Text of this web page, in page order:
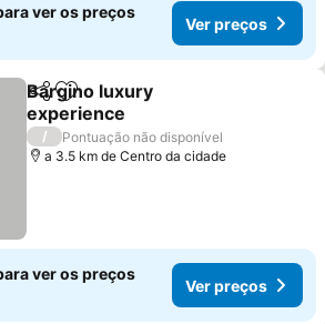
ver os preços
Ver preços
PartilharAdicionar aos favoritos
Bargino luxury
experience
/
Pontuação não disponível
a 3.5 km de Centro da cidade
ver os preços
Ver preços